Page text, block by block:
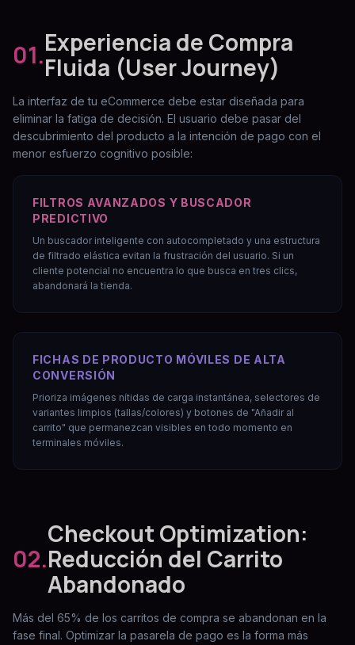
01.Experiencia de Compra
Fluida (User Journey)
La interfaz de tu eCommerce debe estar diseñada para
eliminar la fatiga de decisión. El usuario debe pasar del
descubrimiento del producto a la intención de pago con el
menor esfuerzo cognitivo posible:
FILTROS AVANZADOS Y BUSCADOR
PREDICTIVO
Un buscador inteligente con autocompletado y una estructura
de filtrado elástica evitan la frustración del usuario. Si un
cliente potencial no encuentra lo que busca en tres clics,
abandonará la tienda.
FICHAS DE PRODUCTO MÓVILES DE ALTA
CONVERSIÓN
Prioriza imágenes nítidas de carga instantánea, selectores de
variantes limpios (tallas/colores) y botones de "Añadir al
carrito" que permanezcan visibles en todo momento en
terminales móviles.
02.
Checkout Optimization:
Reducción del Carrito
Abandonado
Más del 65% de los carritos de compra se abandonan en la
fase final. Optimizar la pasarela de pago es la forma más